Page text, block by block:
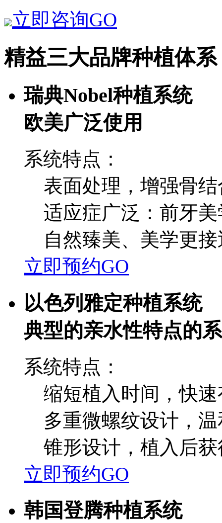
立即咨询GO
精益三大品牌种植体系
瑞典Nobel种植系统
欧美广泛使用
系统特点：
表面处理，增强骨
适应症广泛：前牙
自然臻美、美学更
立即预约GO
以色列雅定种植系统
典型的亲水性特点的
系统特点：
缩短植入时间，快
多重微螺纹设计，
锥形设计，植入后
立即预约GO
韩国登腾种植系统